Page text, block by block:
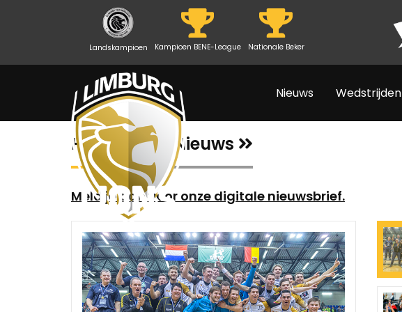
Landskampioen Kampioen BENE-League Nationale Beker
Nieuws Wedstrijden
Het Laatste Nieuws
Meld je aan voor onze digitale nieuwsbrief.